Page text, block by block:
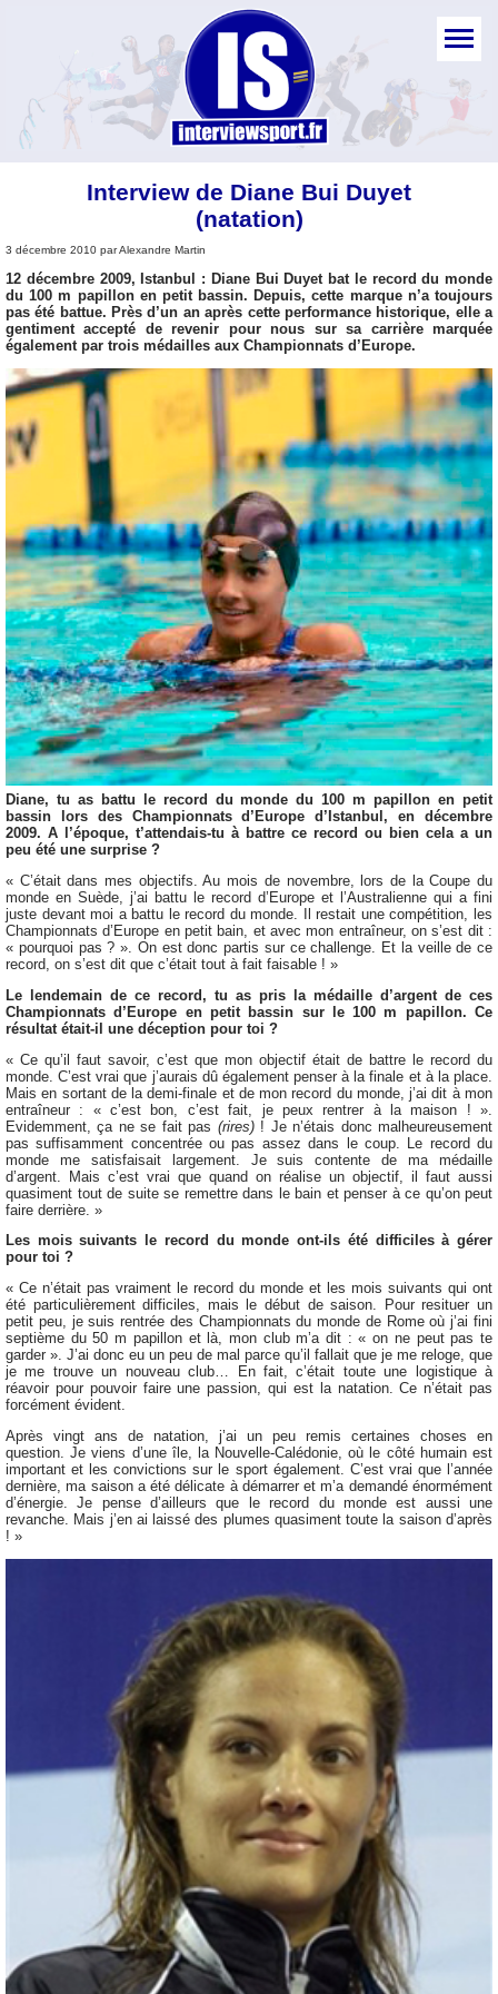
Interview de Diane Bui Duyet
(natation)
3 décembre 2010 par Alexandre Martin
12 décembre 2009, Istanbul : Diane Bui Duyet bat le record du monde
du 100 m papillon en petit bassin. Depuis, cette marque n’a toujours
pas été battue. Près d’un an après cette performance historique, elle a
gentiment accepté de revenir pour nous sur sa carrière marquée
également par trois médailles aux Championnats d’Europe.
Diane, tu as battu le record du monde du 100 m papillon en petit
bassin lors des Championnats d’Europe d’Istanbul, en décembre
2009. A l’époque, t’attendais-tu à battre ce record ou bien cela a un
peu été une surprise ?
« C’était dans mes objectifs. Au mois de novembre, lors de la Coupe du
monde en Suède, j’ai battu le record d’Europe et l’Australienne qui a fini
juste devant moi a battu le record du monde. Il restait une compétition, les
Championnats d’Europe en petit bain, et avec mon entraîneur, on s’est dit :
« pourquoi pas ? ». On est donc partis sur ce challenge. Et la veille de ce
record, on s’est dit que c’était tout à fait faisable ! »
Le lendemain de ce record, tu as pris la médaille d’argent de ces
Championnats d’Europe en petit bassin sur le 100 m papillon. Ce
résultat était-il une déception pour toi ?
« Ce qu’il faut savoir, c’est que mon objectif était de battre le record du
monde. C’est vrai que j’aurais dû également penser à la finale et à la place.
Mais en sortant de la demi-finale et de mon record du monde, j’ai dit à mon
entraîneur : « c’est bon, c’est fait, je peux rentrer à la maison ! ».
Evidemment, ça ne se fait pas (rires)! Je n’étais donc malheureusement
pas suffisamment concentrée ou pas assez dans le coup. Le record du
monde me satisfaisait largement. Je suis contente de ma médaille
d’argent. Mais c’est vrai que quand on réalise un objectif, il faut aussi
quasiment tout de suite se remettre dans le bain et penser à ce qu’on peut
faire derrière. »
Les mois suivants le record du monde ont-ils été difficiles à gérer
pour toi ?
« Ce n’était pas vraiment le record du monde et les mois suivants qui ont
été particulièrement difficiles, mais le début de saison. Pour resituer un
petit peu, je suis rentrée des Championnats du monde de Rome où j’ai fini
septième du 50 m papillon et là, mon club m’a dit : « on ne peut pas te
garder ». J’ai donc eu un peu de mal parce qu’il fallait que je me reloge, que
je me trouve un nouveau club… En fait, c’était toute une logistique à
réavoir pour pouvoir faire une passion, qui est la natation. Ce n’était pas
forcément évident.
Après vingt ans de natation, j’ai un peu remis certaines choses en
question. Je viens d’une île, la Nouvelle-Calédonie, où le côté humain est
important et les convictions sur le sport également. C’est vrai que l’année
dernière, ma saison a été délicate à démarrer et m’a demandé énormément
d’énergie. Je pense d’ailleurs que le record du monde est aussi une
revanche. Mais j’en ai laissé des plumes quasiment toute la saison d’après
! »